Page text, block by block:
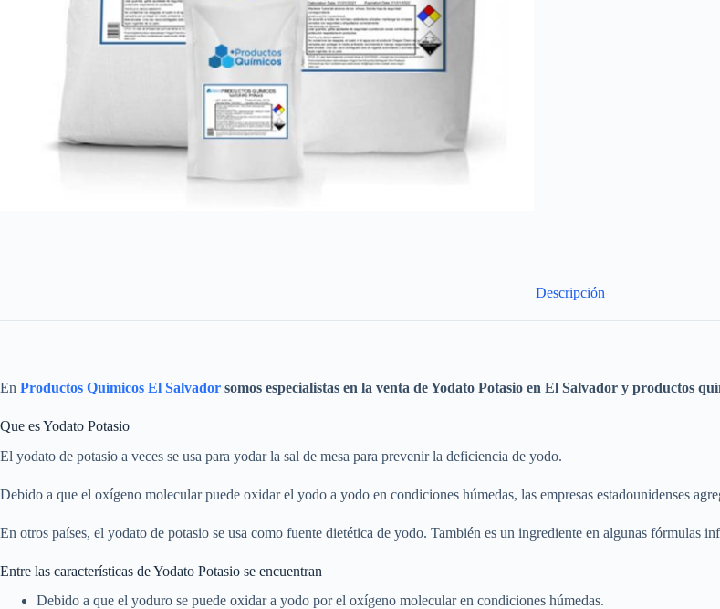
Descripción
En Productos Químicos El Salvador somos especialistas en la venta deYodato Potasio en El Salvador y productos
Que es Yodato Potasio
El yodato de potasio a veces se usa para yodar la sal de mesa para prevenir la deficiencia de yodo.
Debido a que el oxígeno molecular puede oxidar el yodo a yodo en condiciones húmedas, las empresas estadounidenses
En otros países, el yodato de potasio se usa como fuente dietética de yodo. También es un ingrediente en algunas fórmulas
Entre las características de Yodato Potasio se encuentran
Debido a que el yoduro se puede oxidar a yodo por el oxígeno molecular en condiciones húmedas.